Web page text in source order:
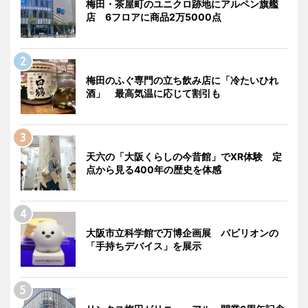
梅田・茶屋町のユニクロ跡地にアルペン旗艦
店 6フロアに商品2万5000点
梅田のふぐ専門の立ち飲み店に「冷たいひれ
酒」 最高気温に応じて割引も
天六の「大阪くらしの今昔館」でXR体験 定
点から見る400年の歴史を体感
大阪市立科学館で万博企画展 パビリオンの
「手持ちデバイス」を展示